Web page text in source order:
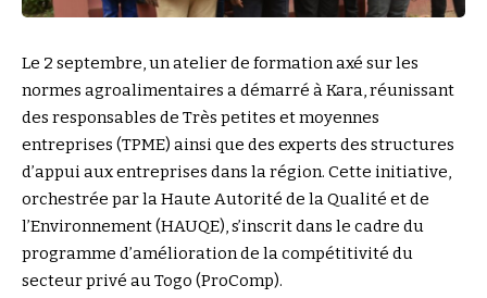
Le 2 septembre, un atelier de formation axé sur les
normes agroalimentaires a démarré à Kara, réunissant
des responsables de Très petites et moyennes
entreprises (TPME) ainsi que des experts des structures
d’appui aux entreprises dans la région. Cette initiative,
orchestrée par la Haute Autorité de la Qualité et de
l’Environnement (HAUQE), s’inscrit dans le cadre du
programme d’amélioration de la compétitivité du
secteur privé au Togo (ProComp).